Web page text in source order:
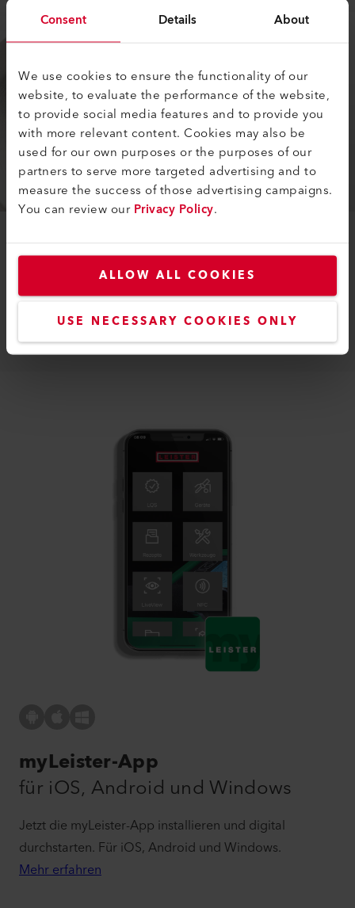
Consent Details About
We use cookies to ensure the functionality of our
website, to evaluate the performance of the website,
to provide social media features and to provide you
with more relevant content. Cookies may also be
used for our own purposes or the purposes of our
partners to serve more targeted advertising and to
measure the success of those advertising campaigns.
You can review ourPrivacy Policy.
ALLOW ALL COOKIES
USE NECESSARY COOKIES ONLY
Schweissdüsen, Schweissdrähte,
Ersatzeile und mehr
myLeister-App
für iOS, Android und Windows
Jetzt die myLeister-App installieren und digital
durchstarten. Für iOS, Android und Windows.
Mehr erfahren